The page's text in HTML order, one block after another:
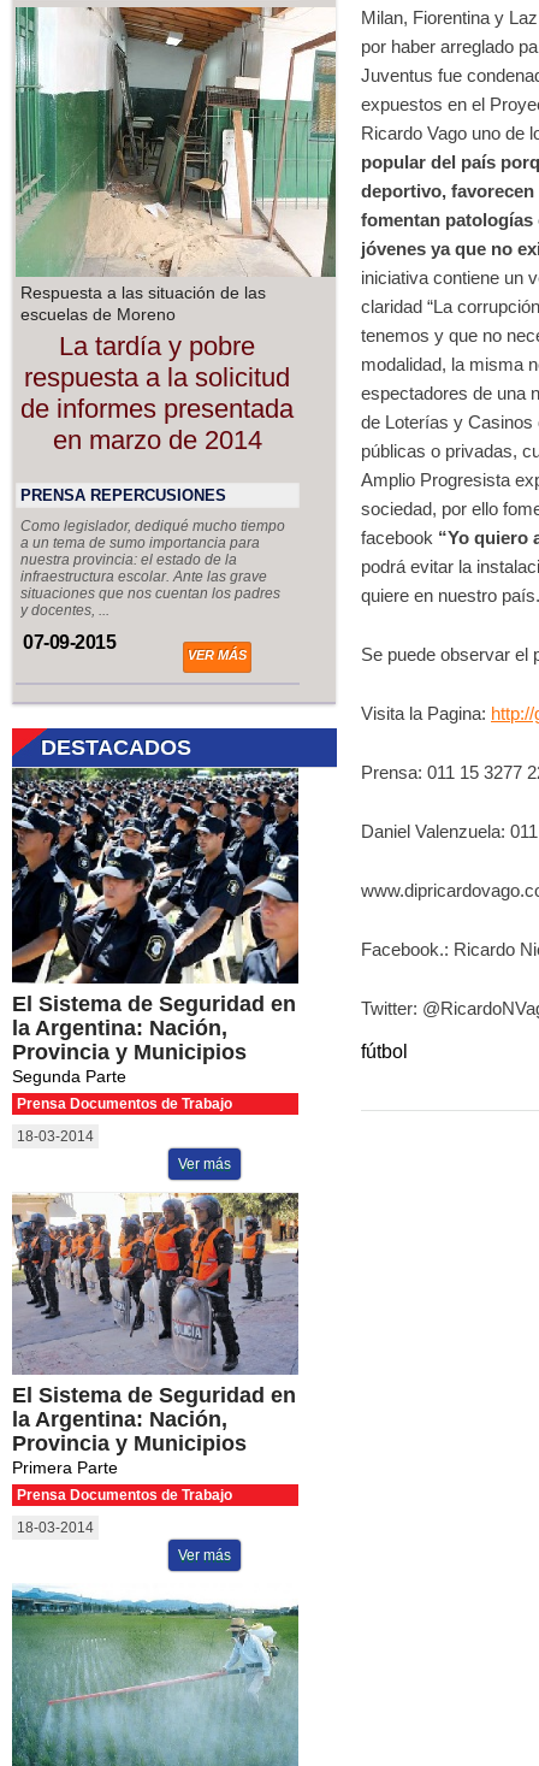
Respuesta a las situación de las
escuelas de Moreno
La tardía y pobre
respuesta a la solicitud
de informes presentada
en marzo de 2014
PRENSA REPERCUSIONES
Como legislador, dediqué mucho tiempo
a un tema de sumo importancia para
nuestra provincia: el estado de la
infraestructura escolar. Ante las grave
situaciones que nos cuentan los padres
y docentes, ...
07-09-2015
VER MÁS
DESTACADOS
El Sistema de Seguridad en
la Argentina: Nación,
Provincia y Municipios
Segunda Parte
Prensa Documentos de Trabajo
18-03-2014
Ver más
El Sistema de Seguridad en
la Argentina: Nación,
Provincia y Municipios
Primera Parte
Prensa Documentos de Trabajo
18-03-2014
Ver más
Milan, Fiorentina y
por haber arreglado
Juventus fue
expuestos en el
Ricardo Vago uno de
popular del país
deportivo,
fomentan patologías
jóvenes ya que no
iniciativa contiene un
claridad “La
tenemos y que no
modalidad, la misma
espectadores de una
de Loterías y
públicas o privadas,
Amplio Progresista
sociedad, por ello
facebook “Yo quiero
podrá evitar la
quiere en nuestro país.
Se puede observar el
Visita la Pagina:
Prensa: 011 15 3277
Daniel Valenzuela:
Facebook.: Ricardo
Twitter:
fútbol